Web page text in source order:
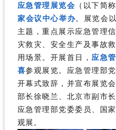
应急管理展览会 （以下简
家会议中心举办。展览会
主题，重点展示应急管理
灾救灾、安全生产及事故
用场景。开展首日， 应急
喜参观展览。应急管理部
开幕式致辞，并宣布展览
部长徐晓兰、北京市副市
应急管理部党委委员、国
观展。